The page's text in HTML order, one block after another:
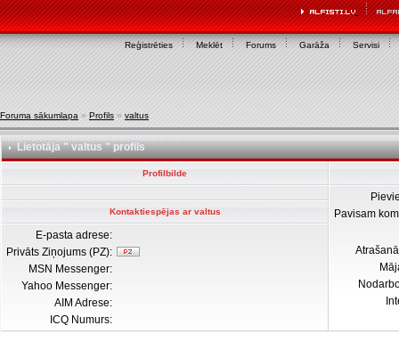
Reģistrēties Meklēt Forums Garāža Servisi
Foruma sākumlapa » Profils » valtus
Lietotāja " valtus " profils
Profilbilde
Pavisam
Kontaktiespējas ar valtus
E-pasta adrese:
Privāts Ziņojums (PZ):
MSN Messenger:
Yahoo Messenger:
AIM Adrese:
ICQ Numurs: